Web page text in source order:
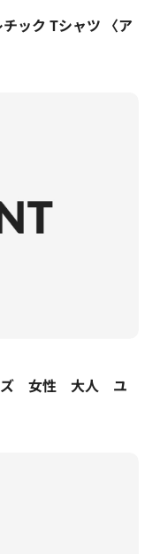
ック Tシャツ 〈ア
ズ 女性 大人 ユ